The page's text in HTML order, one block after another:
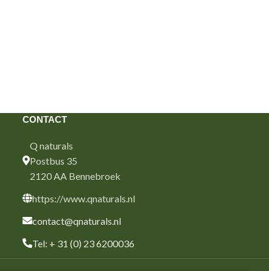
CONTACT
Q naturals
Postbus 35
2120 AA Bennebroek
https://www.qnaturals.nl
contact@qnaturals.nl
Tel: + 31 (0) 23 6200036